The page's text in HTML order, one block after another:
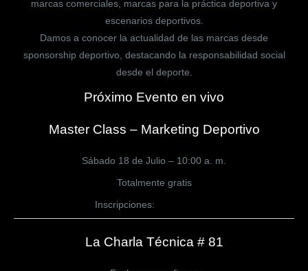
marcas comerciales, marcas para la práctica deportiva y
escenarios deportivos.
Damos a conocer la actualidad de las marcas desde
sponsorship deportivo, destacando la responsabilidad social
desde el deporte.
Próximo Evento en vivo
Master Class – Marketing Deportivo
Sábado 18 de Julio – 10:00 a. m.
Totalmente gratis
Inscripciones:
La Charla Técnica # 81